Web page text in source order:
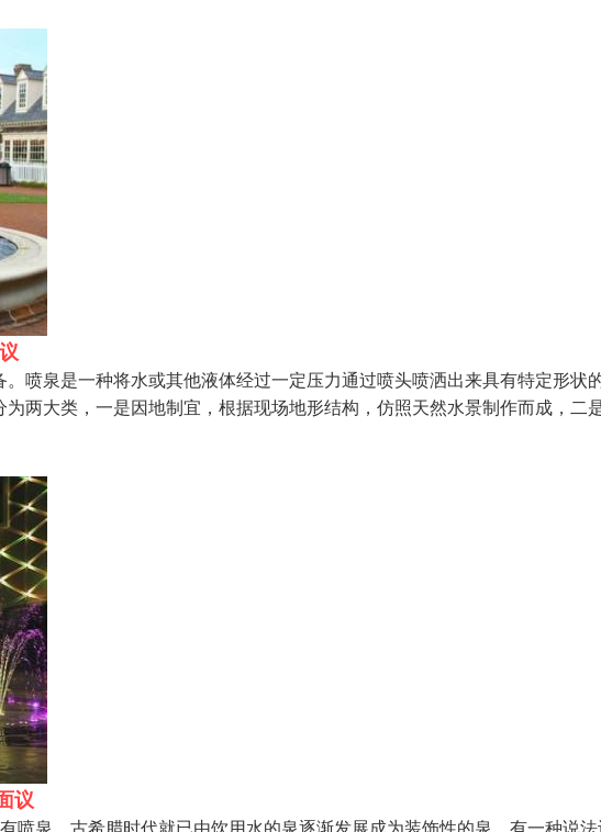
喷泉是一种将水或其他液体经过一定压力通过喷头喷洒出来具有特定形状
两大类，一是因地制宜，根据现场地形结构，仿照天然水景制作而成，二
议